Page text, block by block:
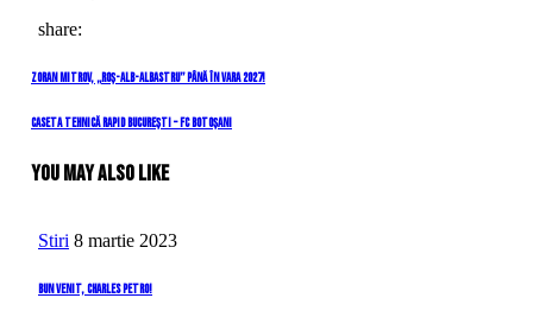
share:
Navigare
în
Previous
Zoran Mitrov, „roș-alb-albastru” până în vara 2027!
Next
Caseta tehnică Rapid București – FC Botoșani
You May Also Like
Stiri 8 martie 2023
Bun venit, Charles Petro!